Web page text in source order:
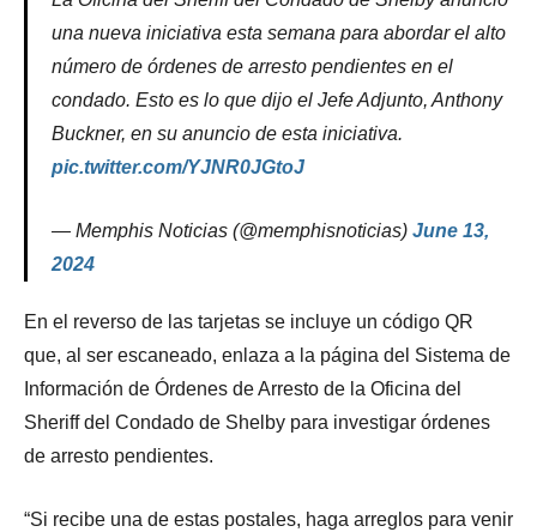
una nueva iniciativa esta semana para abordar el alto
número de órdenes de arresto pendientes en el
condado. Esto es lo que dijo el Jefe Adjunto, Anthony
Buckner, en su anuncio de esta iniciativa.
pic.twitter.com/YJNR0JGtoJ
— Memphis Noticias (@memphisnoticias) June 13,
2024
En el reverso de las tarjetas se incluye un código QR
que, al ser escaneado, enlaza a la página del Sistema de
Información de Órdenes de Arresto de la Oficina del
Sheriff del Condado de Shelby para investigar órdenes
de arresto pendientes.
“Si recibe una de estas postales, haga arreglos para venir